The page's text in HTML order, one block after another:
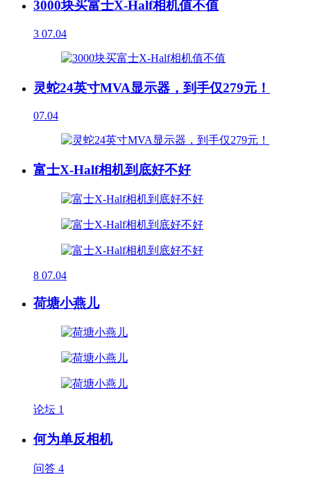
3000块买富士X-Half相机值不值
3 07.04
灵蛇24英寸MVA显示器，到手仅279元！
07.04
富士X-Half相机到底好不好
8 07.04
荷塘小燕儿
论坛 1
何为单反相机
问答 4